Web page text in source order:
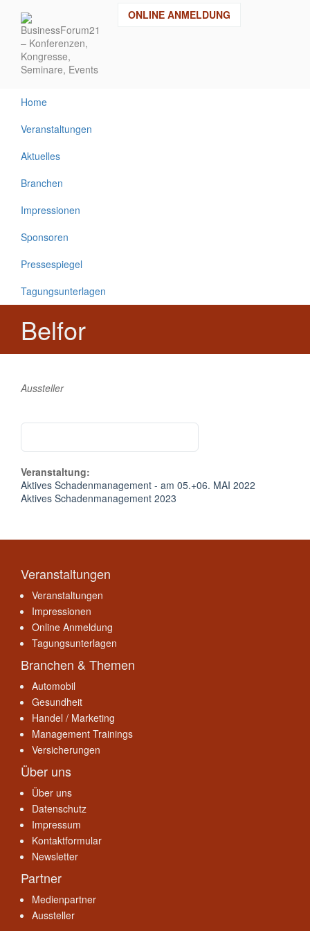
Inhalt
ONLINE ANMELDUNG
Home
Veranstaltungen
Aktuelles
Branchen
Impressionen
Sponsoren
Pressespiegel
Tagungsunterlagen
Belfor
Aussteller
Veranstaltung:
Aktives Schadenmanagement - am 05.+06. MAI 2022
Aktives Schadenmanagement 2023
Veranstaltungen
Veranstaltungen
Impressionen
Online Anmeldung
Tagungsunterlagen
Branchen & Themen
Automobil
Gesundheit
Handel / Marketing
Management Trainings
Versicherungen
Über uns
Über uns
Datenschutz
Impressum
Kontaktformular
Newsletter
Partner
Medienpartner
Aussteller